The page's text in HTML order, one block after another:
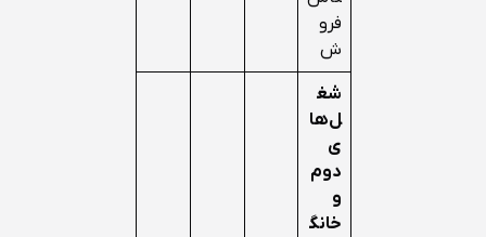
فرو
ش
شغ
ل‌ها
ی
دوم
و
خانگ